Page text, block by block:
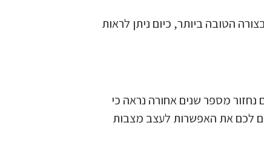
הטובה ביותר, כיום ניתן לראות
מספר שנים אחורה נראה כי
לכם את האפשרות לעצב מצבות